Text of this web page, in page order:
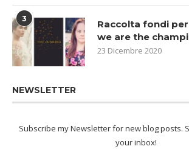
3
Raccolta fondi
we are the
23 Dicembre 2020
NEWSLETTER
Subscribe my Newsletter for new blog posts.
your inbox!